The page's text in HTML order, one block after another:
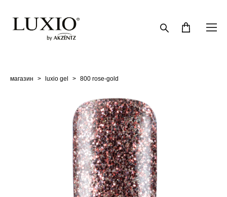
магазин > luxio gel > 800 rose-gold